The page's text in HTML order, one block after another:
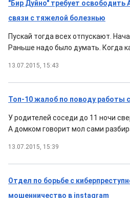
"Бир Дуйно" требует освободить
связи с тяжелой болезнью
Пускай тогда всех отпускают.
Раньше надо было думать. Когда
13.07.2015, 15:43
Топ-10 жалоб по поводу работы
У родителей соседи до 11 ночи
А домком говорит мол сами
13.07.2015, 15:39
Отдел по борьбе с
мошенничество в instagram